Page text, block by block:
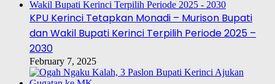
KPU Kerinci Tetapkan Monadi – Murison Bupati
dan Wakil Bupati Kerinci Terpilih Periode 2025 –
2030
February 7, 2025